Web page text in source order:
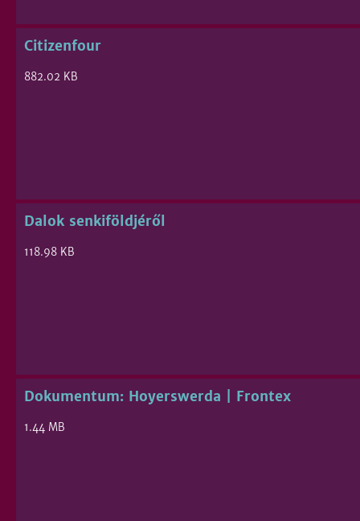
Citizenfour
882.02 KB
Dalok senkiföldjéről
118.98 KB
Dokumentum: Hoyerswerda | Frontex
1.44 MB